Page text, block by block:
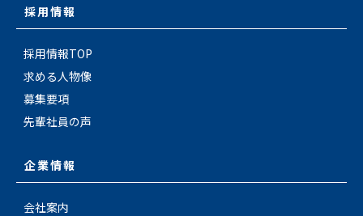
採用情報
採用情報TOP
求める人物像
募集要項
先輩社員の声
企業情報
会社案内